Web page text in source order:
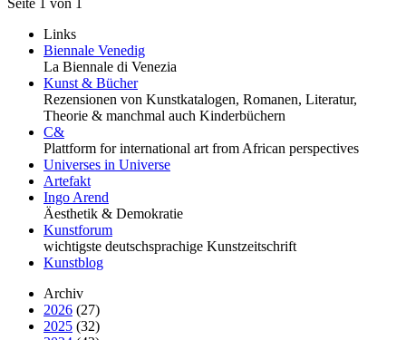
Seite 1 von 1
Links
Biennale Venedig
La Biennale di Venezia
Kunst & Bücher
Rezensionen von Kunstkatalogen, Romanen, Literatur,
Theorie & manchmal auch Kinderbüchern
C&
Plattform for international art from African perspectives
Universes in Universe
Artefakt
Ingo Arend
Äesthetik & Demokratie
Kunstforum
wichtigste deutschsprachige Kunstzeitschrift
Kunstblog
Archiv
2026 (27)
2025 (32)